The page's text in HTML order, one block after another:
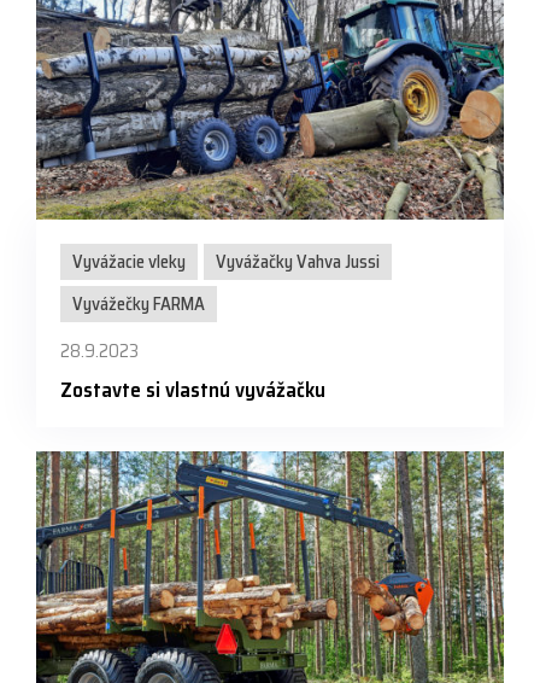
Vyvážacie vleky
Vyvážačky Vahva Jussi
Vyvážečky FARMA
28.9.2023
Zostavte si vlastnú vyvážačku